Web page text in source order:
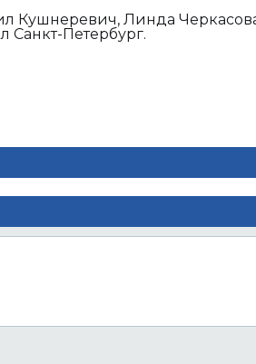
Кушнеревич, Линда
Санкт-Петербург.